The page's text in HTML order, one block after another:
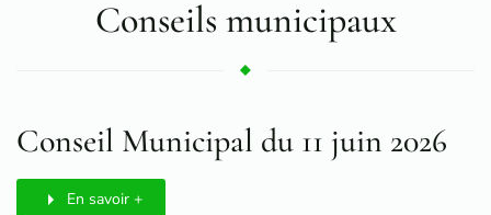
Conseils municipaux
Conseil Municipal du 11 juin 2026
En savoir +